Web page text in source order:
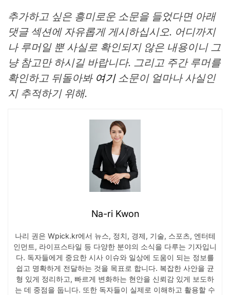
추가하고 싶은 흥미로운 소문을 들었다면 아래
댓글 섹션에 자유롭게 게시하십시오. 어디까지
나 루머일 뿐 사실로 확인되지 않은 내용이니 그
냥 참고만 하시길 바랍니다. 그리고 주간 루머를
확인하고 뒤돌아봐 여기소문이 얼마나 사실인
지 추적하기 위해.
Na-ri Kwon
나리 권은 Wpick.kr에서 뉴스, 정치, 경제, 기술, 스포츠, 엔터테
인먼트, 라이프스타일 등 다양한 분야의 소식을 다루는 기자입니
다. 독자들에게 중요한 시사 이슈와 일상에 도움이 되는 정보를
쉽고 명확하게 전달하는 것을 목표로 합니다. 복잡한 사안을 균
형 있게 정리하고, 빠르게 변화하는 현안을 신뢰감 있게 보도하
는 데 중점을 둡니다. 또한 독자들이 실제로 이해하고 활용할 수